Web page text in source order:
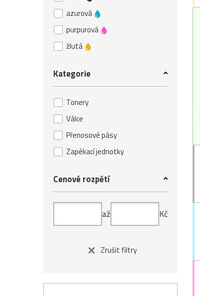
azurová
purpurová
žlutá
Kategorie
Tonery
Válce
Přenosové pásy
Zapékací jednotky
Cenové rozpětí
až Kč
Zrušit filtry